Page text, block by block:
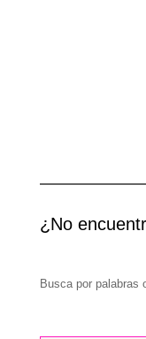
¿No
Busca por palabras